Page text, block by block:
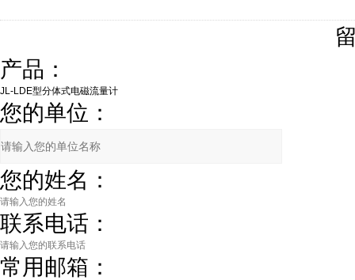
产品：
您的单位：
您的姓名：
联系电话：
常用邮箱：